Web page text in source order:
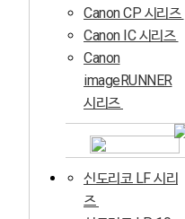
Canon CP 시리즈
Canon IC 시리즈
Canon
imageRUNNER
시리즈
신도리코 LF 시리
즈